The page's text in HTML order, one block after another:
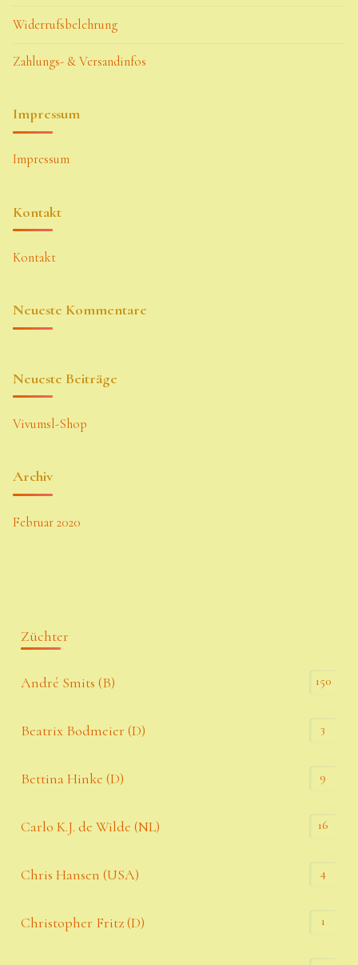
Widerrufsbelehrung
Zahlungs- & Versandinfos
Impressum
Impressum
Kontakt
Kontakt
Neueste Kommentare
Neueste Beiträge
Vivumsl-Shop
Archiv
Februar 2020
Züchter
André Smits (B) 150
Beatrix Bodmeier (D) 3
Bettina Hinke (D) 9
Carlo K.J. de Wilde (NL) 16
Chris Hansen (USA) 4
Christopher Fritz (D) 1